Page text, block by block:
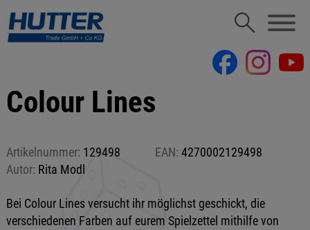
Colour Lines
Artikelnummer: 129498 EAN: 4270002129498
Autor: Rita Modl
Bei Colour Lines versucht ihr möglichst geschickt, die
verschiedenen Farben auf eurem Spielzettel mithilfe von